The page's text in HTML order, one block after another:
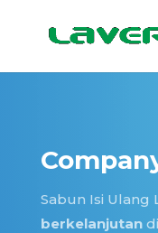
Sabun Isi Ulang
berkelanjutan